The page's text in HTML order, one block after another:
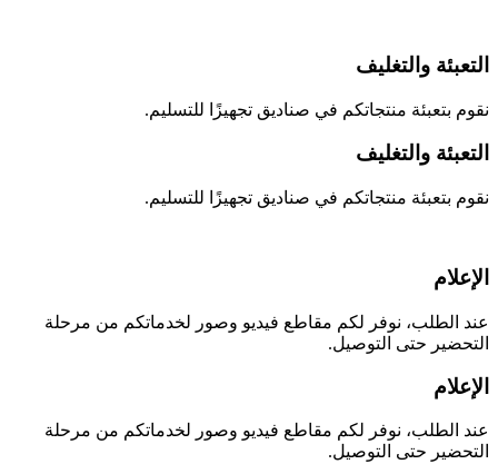
التعبئة والتغليف
نقوم بتعبئة منتجاتكم في صناديق تجهيزًا للتسليم.
التعبئة والتغليف
نقوم بتعبئة منتجاتكم في صناديق تجهيزًا للتسليم.
الإعلام
عند الطلب، نوفر لكم مقاطع فيديو وصور لخدماتكم من مرحلة
التحضير حتى التوصيل.
الإعلام
عند الطلب، نوفر لكم مقاطع فيديو وصور لخدماتكم من مرحلة
التحضير حتى التوصيل.